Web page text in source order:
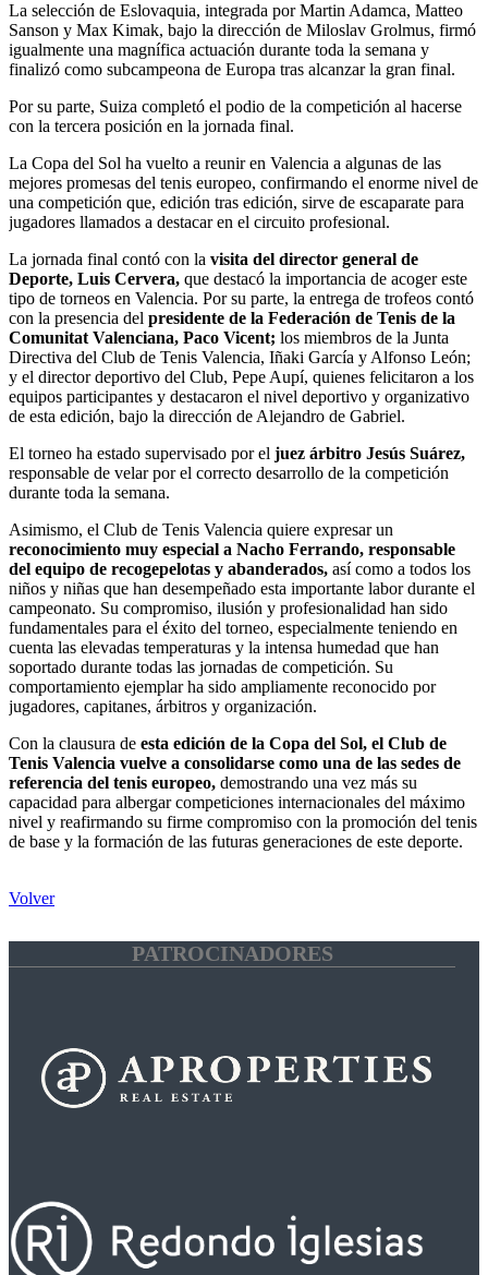
La selección de Eslovaquia, integrada por Martin Adamca, Matteo
Sanson y Max Kimak, bajo la dirección de Miloslav Grolmus, firmó
igualmente una magnífica actuación durante toda la semana y
finalizó como subcampeona de Europa tras alcanzar la gran final.
Por su parte, Suiza completó el podio de la competición al hacerse
con la tercera posición en la jornada final.
La Copa del Sol ha vuelto a reunir en Valencia a algunas de las
mejores promesas del tenis europeo, confirmando el enorme nivel de
una competición que, edición tras edición, sirve de escaparate para
jugadores llamados a destacar en el circuito profesional.
La jornada final contó con la visita del director general de
Deporte, Luis Cervera, que destacó la importancia de acoger este
tipo de torneos en Valencia. Por su parte, la entrega de trofeos contó
con la presencia del presidente de la Federación de Tenis de la
Comunitat Valenciana, Paco Vicent; los miembros de la Junta
Directiva del Club de Tenis Valencia, Iñaki García y Alfonso León;
y el director deportivo del Club, Pepe Aupí, quienes felicitaron a los
equipos participantes y destacaron el nivel deportivo y organizativo
de esta edición, bajo la dirección de Alejandro de Gabriel.
El torneo ha estado supervisado por el juez árbitro Jesús Suárez,
responsable de velar por el correcto desarrollo de la competición
durante toda la semana.
Asimismo, el Club de Tenis Valencia quiere expresar un
reconocimiento muy especial a Nacho Ferrando, responsable
del equipo de recogepelotas y abanderados, así como a todos los
niños y niñas que han desempeñado esta importante labor durante el
campeonato. Su compromiso, ilusión y profesionalidad han sido
fundamentales para el éxito del torneo, especialmente teniendo en
cuenta las elevadas temperaturas y la intensa humedad que han
soportado durante todas las jornadas de competición. Su
comportamiento ejemplar ha sido ampliamente reconocido por
jugadores, capitanes, árbitros y organización.
Con la clausura de esta edición de la Copa del Sol, el Club de
Tenis Valencia vuelve a consolidarse como una de las sedes de
referencia del tenis europeo, demostrando una vez más su
capacidad para albergar competiciones internacionales del máximo
nivel y reafirmando su firme compromiso con la promoción del tenis
de base y la formación de las futuras generaciones de este deporte.
Volver
PATROCINADORES